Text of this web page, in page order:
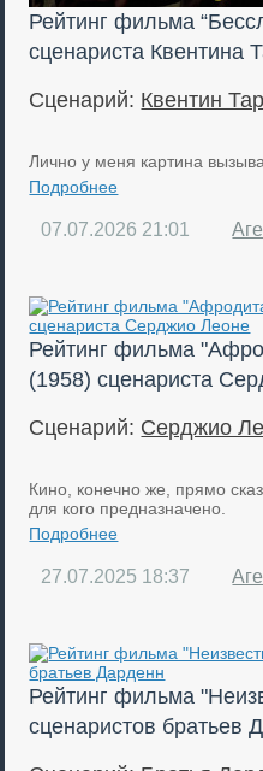
Рейтинг фильма
сценариста Квентина
Сценарий: Квентин
Лично у меня картина
Подробнее
07.07.2026 21:01
Рейтинг фильма
(1958) сценариста
Сценарий: Серджио
Кино, конечно же, прямо
для кого предназначено.
Подробнее
27.07.2025 18:37
Рейтинг фильма
сценаристов братьев